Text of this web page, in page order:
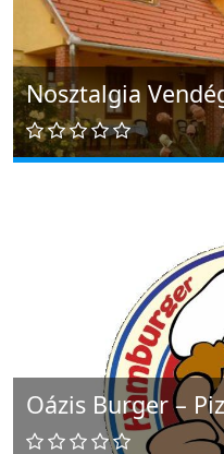
Nosztalgia
Oázis Burger –